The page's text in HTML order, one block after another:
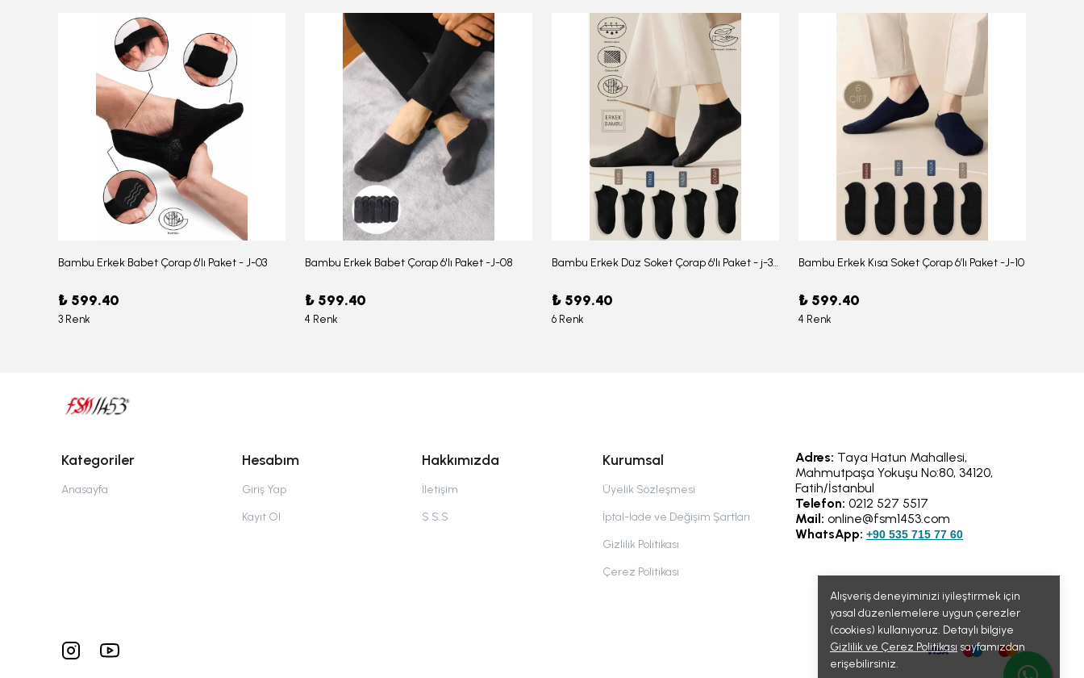
Alışveriş deneyiminizi iyileştirmek için
yasal düzenlemelere uygun çerezler
(cookies) kullanıyoruz. Detaylı bilgiye
Gizlilik ve Çerez Politikası sayfamızdan
erişebilirsiniz.
Bambu Erkek Babet Çorap 6'lı Paket - J-03
₺ 599.40
3 Renk
Bambu Erkek Babet Çorap 6'lı Paket -J-08
₺ 599.40
4 Renk
Bambu Erkek Düz Soket Çorap 6'lı Paket - j-354
₺ 599.40
6 Renk
Bambu Erkek Kısa Soket Çorap 6’lı Paket -J-10
₺ 599.40
4 Renk
Kategoriler
Anasayfa
Hesabım
Giriş Yap
Kayıt Ol
Hakkımızda
İletişim
S.S.S
Kurumsal
Üyelik Sözleşmesi
İptal-İade ve Değişim Şartları
Gizlilik Politikası
Çerez Politikası
Adres: Taya Hatun Mahallesi,
Mahmutpaşa Yokuşu No:80, 34120,
Fatih/İstanbul
Telefon: 0212 527 5517
Mail: online@fsm1453.com
WhatsApp: +90 535 715 77 60